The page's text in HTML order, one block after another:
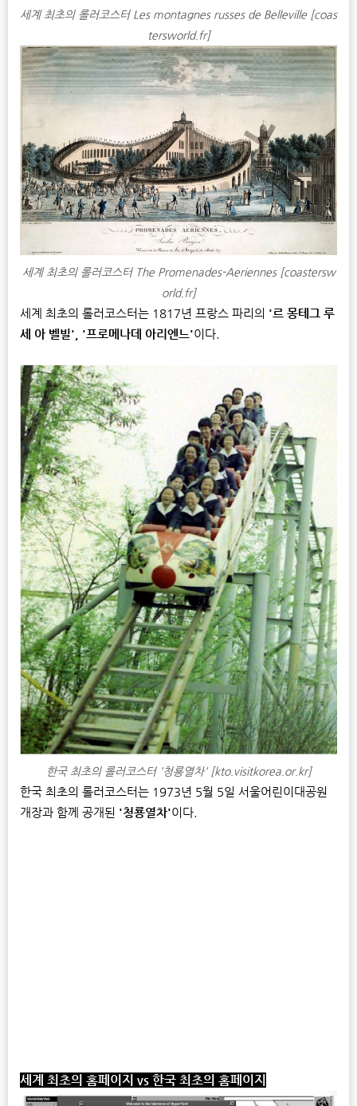
세계 최초의 롤러코스터 Les montagnes russes de Belleville [coas
tersworld.fr]
세계 최초의 롤러코스터 The Promenades-Aeriennes [coastersw
orld.fr]
세계 최초의 롤러코스터는 1817년 프랑스 파리의 '르 몽테그 루
세 아 벨빌', '프로메나데 아리엔느'이다.
한국 최초의 롤러코스터 '청룡열차' [kto.visitkorea.or.kr]
한국 최초의 롤러코스터는 1973년 5월 5일 서울어린이대공원
개장과 함께 공개된 '청룡열차'이다.
세계 최초의 홈페이지 vs 한국 최초의 홈페이지